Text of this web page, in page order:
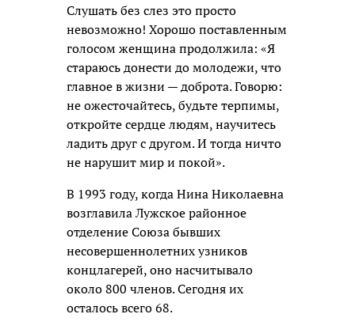
Слушать без слез это просто
невозможно! Хорошо поставленным
голосом женщина продолжила: «Я
стараюсь донести до молодежи, что
главное в жизни — доброта. Говорю:
не ожесточайтесь, будьте терпимы,
откройте сердце людям, научитесь
ладить друг с другом. И тогда ничто
не нарушит мир и покой».
В 1993 году, когда Нина Николаевна
возглавила Лужское районное
отделение Союза бывших
несовершеннолетних узников
концлагерей, оно насчитывало
около 800 членов. Сегодня их
осталось всего 68.